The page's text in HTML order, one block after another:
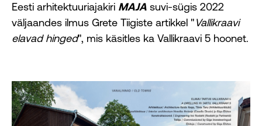
Uudised
Kontakt
Eesti arhitektuuriajakiri MAJA suvi-sügis 2022
väljaandes ilmus Grete Tiigiste artikkel "Vallikraavi
elavad hinged", mis käsitles ka Vallikraavi 5 hoonet.